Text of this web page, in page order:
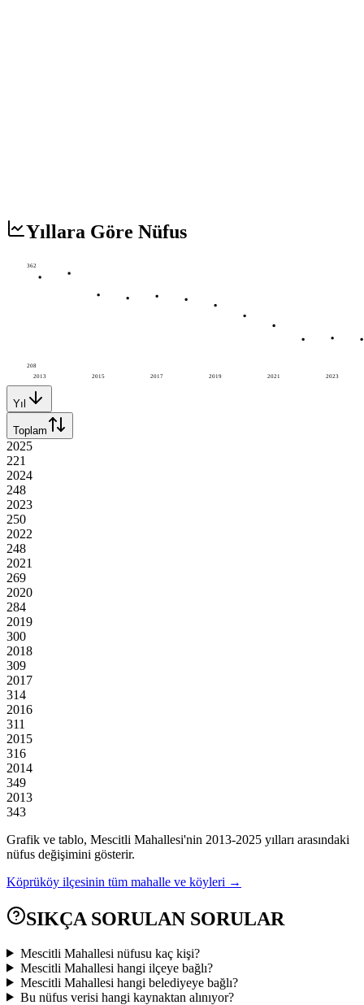
Yıllara Göre Nüfus
2013 2015 2017 2019 2021 2023
362
208
Yıl
Toplam
2025
221
2024
248
2023
250
2022
248
2021
269
2020
284
2019
300
2018
309
2017
314
2016
311
2015
316
2014
349
2013
343
Grafik ve tablo, Mescitli Mahallesi'nin 2013-2025 yılları arasındaki
nüfus değişimini gösterir.
Köprüköy ilçesinin tüm mahalle ve köyleri →
SIKÇA SORULAN SORULAR
Mescitli Mahallesi nüfusu kaç kişi?
Mescitli Mahallesi hangi ilçeye bağlı?
Mescitli Mahallesi hangi belediyeye bağlı?
Bu nüfus verisi hangi kaynaktan alınıyor?